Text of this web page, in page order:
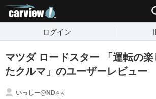
ログイン
マツダ ロードスター 「運転の
たクルマ」のユーザーレビュー
いっしー@NDさん